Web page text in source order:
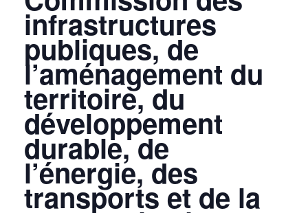
infrastructures
publiques, de
l’aménagement du
territoire, du
développement
durable, de
l’énergie, des
transports et de la